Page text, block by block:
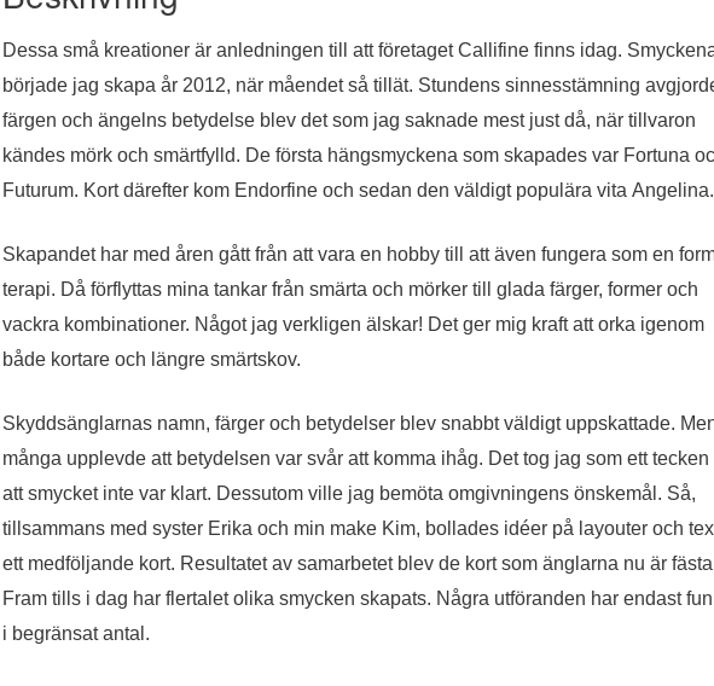
Dessa små kreationer är anledningen till att företaget Callifine finns idag.
började jag skapa år 2012, när måendet så tillät. Stundens sinnesstämning
färgen och ängelns betydelse blev det som jag saknade mest just då, när tillvaron
kändes mörk och smärtfylld. De första hängsmyckena som skapades var Fortuna
Futurum. Kort därefter kom Endorfine och sedan den väldigt populära vita Angelina.
Skapandet har med åren gått från att vara en hobby till att även fungera som en
terapi. Då förflyttas mina tankar från smärta och mörker till glada färger, former och
vackra kombinationer. Något jag verkligen älskar! Det ger mig kraft att orka igenom
både kortare och längre smärtskov.
Skyddsänglarnas namn, färger och betydelser blev snabbt väldigt uppskattade.
många upplevde att betydelsen var svår att komma ihåg. Det tog jag som ett tecken
att smycket inte var klart. Dessutom ville jag bemöta omgivningens önskemål. Så,
tillsammans med syster Erika och min make Kim, bollades idéer på layouter och
ett medföljande kort. Resultatet av samarbetet blev de kort som änglarna nu är
Fram tills i dag har flertalet olika smycken skapats. Några utföranden har endast
i begränsat antal.